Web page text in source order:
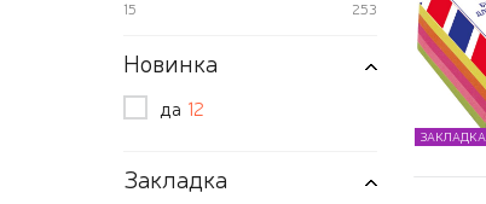
15 253
Новинка
да 12
Закладка
ЗАКЛАДКА